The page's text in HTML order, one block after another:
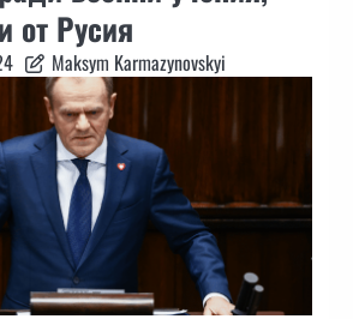
от Русия
Maksym Karmazynovskyi